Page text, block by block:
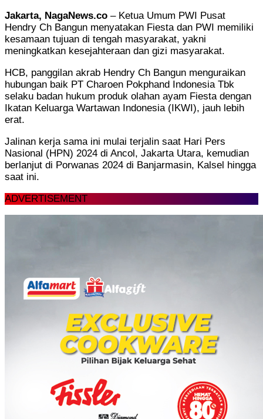
Jakarta, NagaNews.co – Ketua Umum PWI Pusat
Hendry Ch Bangun menyatakan Fiesta dan PWI memiliki
kesamaan tujuan di tengah masyarakat, yakni
meningkatkan kesejahteraan dan gizi masyarakat.
HCB, panggilan akrab Hendry Ch Bangun menguraikan
hubungan baik PT Charoen Pokphand Indonesia Tbk
selaku badan hukum produk olahan ayam Fiesta dengan
Ikatan Keluarga Wartawan Indonesia (IKWI), jauh lebih
erat.
Jalinan kerja sama ini mulai terjalin saat Hari Pers
Nasional (HPN) 2024 di Ancol, Jakarta Utara, kemudian
berlanjut di Porwanas 2024 di Banjarmasin, Kalsel hingga
saat ini.
ADVERTISEMENT